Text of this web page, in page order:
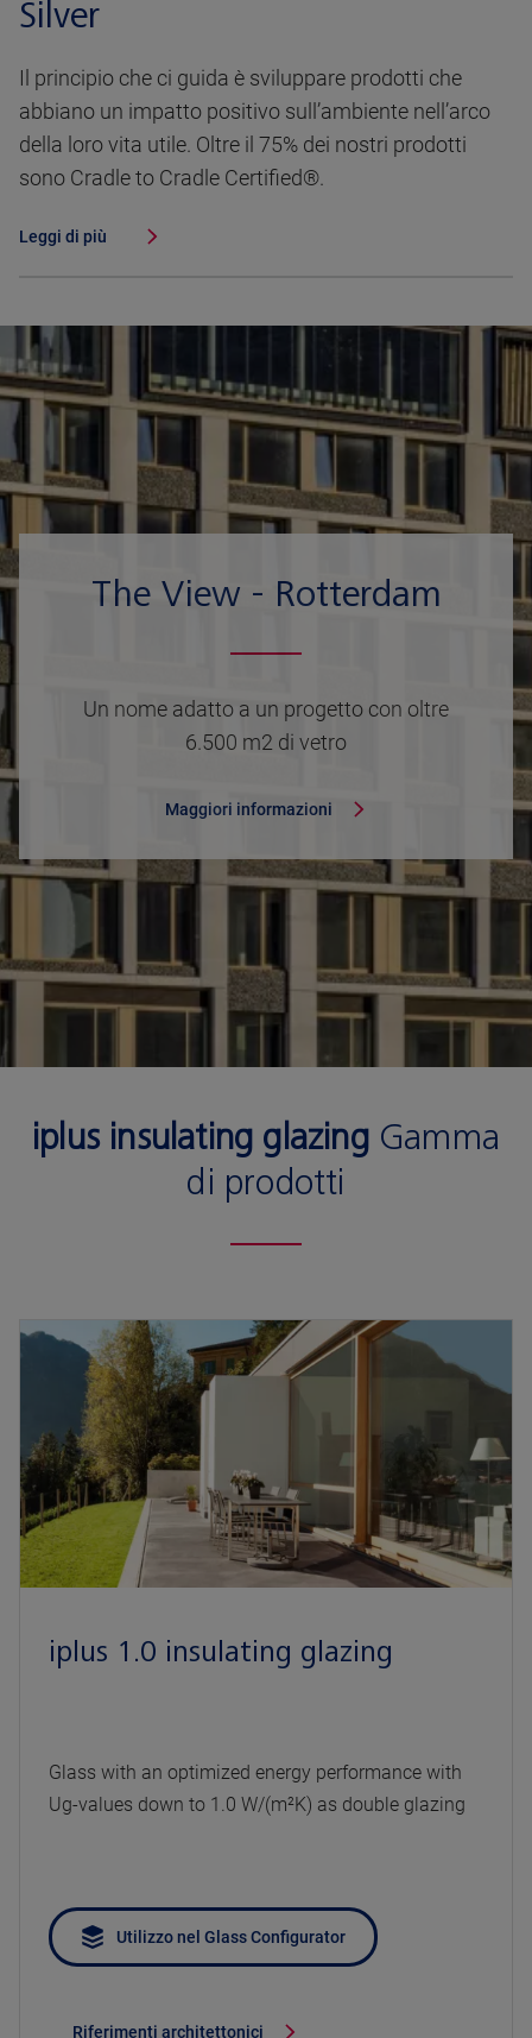
Silver
Il principio che ci guida è sviluppare prodotti che
abbiano un impatto positivo sull’ambiente nell’arco
della loro vita utile. Oltre il 75% dei nostri prodotti
sono Cradle to Cradle Certified®.
Leggi di più
The View - Rotterdam
Un nome adatto a un progetto con oltre
6.500 m2 di vetro
Maggiori informazioni
iplus insulating glazingGamma
di prodotti
iplus 1.0 insulating glazing
Glass with an optimized energy performance with
Ug-values down to 1.0 W/(m²K) as double glazing
Utilizzo nel Glass Configurator
Riferimenti architettonici